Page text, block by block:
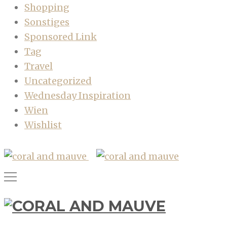
Shopping
Sonstiges
Sponsored Link
Tag
Travel
Uncategorized
Wednesday Inspiration
Wien
Wishlist